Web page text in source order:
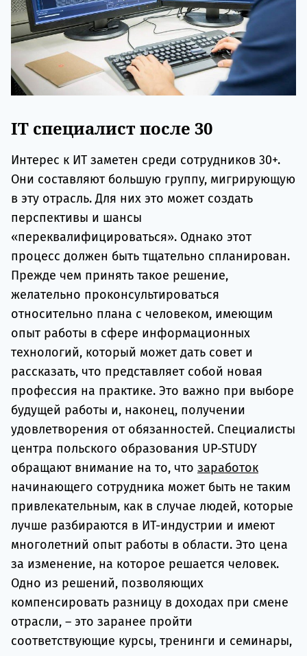
IT специалист после 30
Интерес к ИТ заметен среди сотрудников 30+.
Они составляют большую группу, мигрирующую
в эту отрасль. Для них это может создать
перспективы и шансы
«переквалифицироваться». Однако этот
процесс должен быть тщательно спланирован.
Прежде чем принять такое решение,
желательно проконсультироваться
относительно плана с человеком, имеющим
опыт работы в сфере информационных
технологий, который может дать совет и
рассказать, что представляет собой новая
профессия на практике. Это важно при выборе
будущей работы и, наконец, получении
удовлетворения от обязанностей. Специалисты
центра польского образования UP-STUDY
обращают внимание на то, что заработок
начинающего сотрудника может быть не таким
привлекательным, как в случае людей, которые
лучше разбираются в ИТ-индустрии и имеют
многолетний опыт работы в области. Это цена
за изменение, на которое решается человек.
Одно из решений, позволяющих
компенсировать разницу в доходах при смене
отрасли, – это заранее пройти
соответствующие курсы, тренинги и семинары,